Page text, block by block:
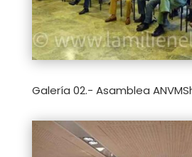
Galería 02.- Asamblea